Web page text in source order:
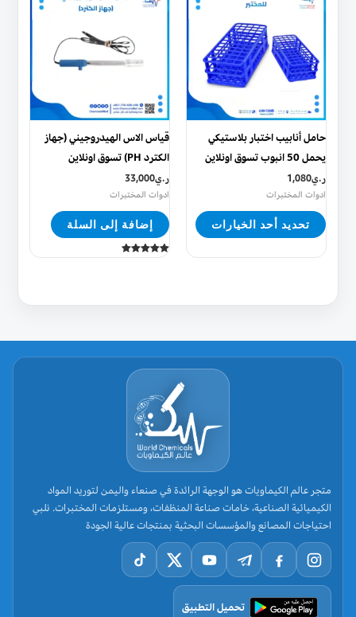
حامل أنابيب اختبار بلاستيكي
يحمل 50 انبوب تسوق اونلاين
ر.ي1,080
ادوات المختبرات
تحديد أحد الخيارات
العديد
لهذا
المنتج.
المنتج
قياس الاس الهيدروجيني (جهاز
الكترد PH) تسوق اونلاين
ر.ي33,000
ادوات المختبرات
إضافة إلى السلة
متجر عالم الكيماويات هو الوجهة الرائدة في صنعاء واليمن لتوريد المواد
الكيميائية الصناعية، خامات صناعة المنظفات، ومستلزمات المختبرات. نلبي
احتياجات المصانع والمؤسسات البحثية بمنتجات عالية الجودة
تحميل التطبيق